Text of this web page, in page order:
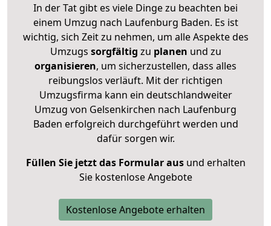
In der Tat gibt es viele Dinge zu beachten bei
einem Umzug nach Laufenburg Baden. Es ist
wichtig, sich Zeit zu nehmen, um alle Aspekte des
Umzugs sorgfältig zu planen und zu
organisieren, um sicherzustellen, dass alles
reibungslos verläuft. Mit der richtigen
Umzugsfirma kann ein deutschlandweiter
Umzug von Gelsenkirchen nach Laufenburg
Baden erfolgreich durchgeführt werden und
dafür sorgen wir.
Füllen Sie jetzt das Formular ausund erhalten
Sie kostenlose Angebote
Kostenlose Angebote erhalten